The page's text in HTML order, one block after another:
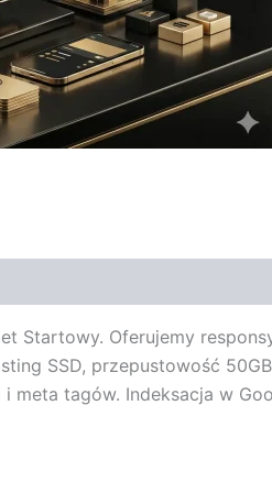
Startowy. Oferujemy
SSD, przepustowość
tagów. Indeksacja w